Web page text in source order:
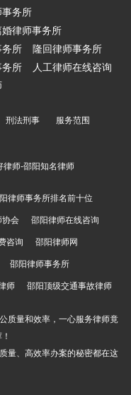
务所
律师事务所
务所
隆回律师事务所
务所
人工律师在线咨询
刑法刑事 服务范围
律师-邵阳知名律师
律师事务所排名前十位
协会 邵阳律师在线咨询
咨询 邵阳律师网
邵阳律师事务所
师 邵阳顶级交通事故律师
质量和效率，一心服务律师竟
量、高效率办案的秘密都在这